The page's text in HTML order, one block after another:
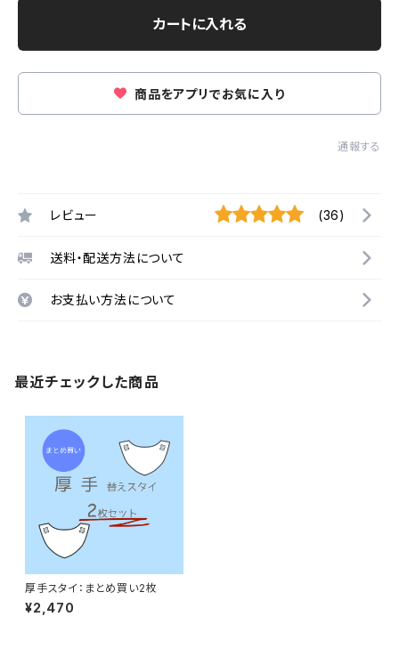
カートに入れる
商品をアプリでお気に入り
通報する
レビュー (36)
送料・配送方法について
お支払い方法について
最近チェックした商品
厚手スタイ：まとめ買い2枚
¥2,470